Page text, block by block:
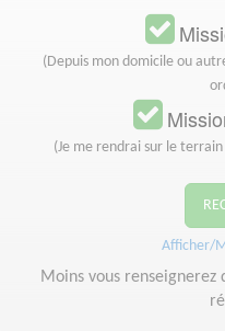
(Depuis mon domicile ou
(Je me rendrai sur le
Afficher/
Moins vous renseignerez